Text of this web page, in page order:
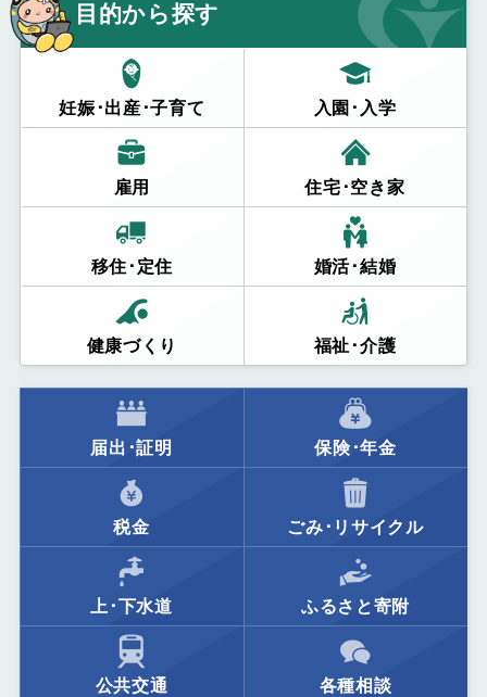
目的から探す
妊娠･出産･子育て 入園･入学
雇用 住宅･空き家
移住･定住 婚活･結婚
健康づくり 福祉･介護
届出･証明 保険･年金
税金 ごみ･リサイクル
上･下水道 ふるさと寄附
公共交通 各種相談